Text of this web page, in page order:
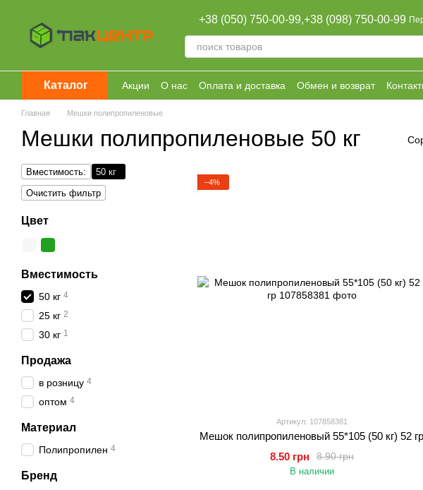
+38 (050) 750-00-99,+38 (098) 750-00-99
Каталог Акции О нас Оплата и доставка Обмен и возврат
Оптовая продажа
Главная Мешки полипропиленовые
Мешки полипропиленовые 50 кг
−4%
Артикул: 107858381
Мешок полипропиленовый 55*105 (50 кг) 52 гр
8.90 грн
8.50 грн
В наличии
Вместимость:
50 кг
Очистить фильтр
Цвет
Вместимость
50 кг 4
25 кг 2
30 кг 1
Продажа
в розницу 4
оптом 4
Материал
Полипропилен 4
Бренд